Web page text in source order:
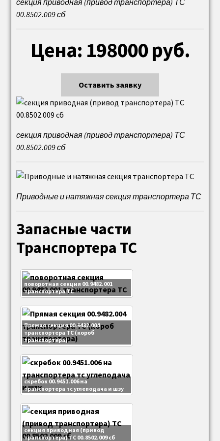
Трубные системы котлов
Экранные трубы котла ДКВр
Экранные трубы котла ДЕ
Коллектор, камера котла
Коллектор, камера котла КЕ
Коллектор, камера котла ДЕ
Барабан котла
Барабаны ДКВР
Барабаны котла ДЕ
Барабаны котла КЕ
секция приводная (привод транспортера) ТС
00.8502.009 сб
Цена: 198000 руб.
Оставить заявку
секция приводная (привод транспортера) ТС
00.8502.009 сб
Приводные и натяжная секция транспортера ТС
Запасные части
Транспортера ТС
поворотная секция 00.9482.001
транспортера ТС
Прямая секция 00.9482.004
транспортера ТС (короб
транспортера)
скребок 00.9451.006 на
транспортера тс углеподача и шзу
секция приводная (привод
транспортера) ТС 00.8502.009 сб